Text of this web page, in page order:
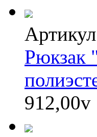
Рюкзак
912,00v